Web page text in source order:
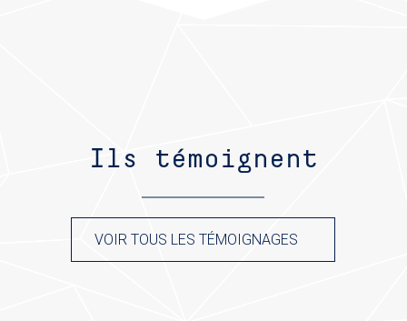
Ils témoignent
VOIR TOUS LES TÉMOIGNAGES